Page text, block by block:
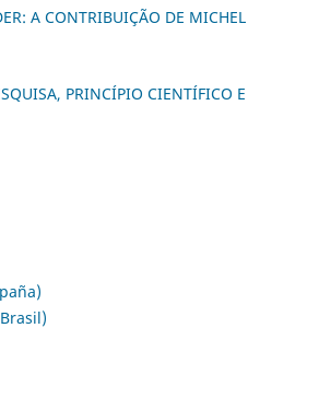
A CONTRIBUIÇÃO DE MICHEL
PRINCÍPIO CIENTÍFICO E